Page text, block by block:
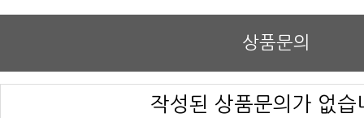
상품문의
작성된 상품문의가 없습